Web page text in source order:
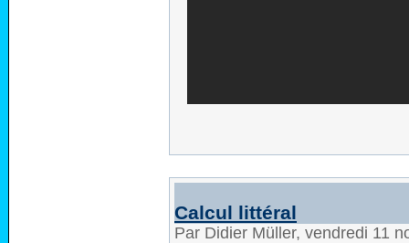
Calcul littéral
Par Didier Müller, vendredi 11